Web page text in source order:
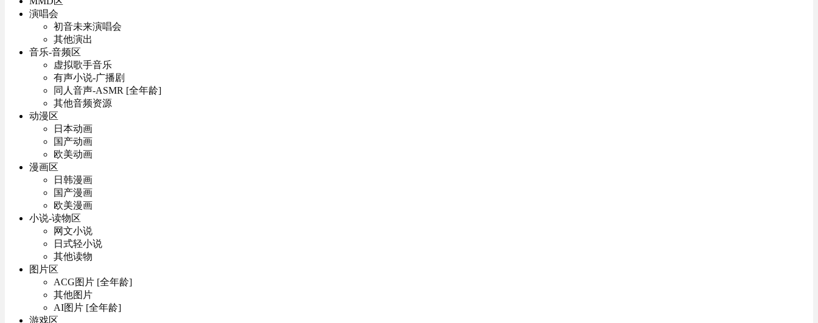
演唱会
初音未来演唱会
其他演出
音乐-音频区
虚拟歌手音乐
有声小说-广播剧
同人音声-ASMR [全年龄]
其他音频资源
动漫区
日本动画
国产动画
欧美动画
漫画区
日韩漫画
国产漫画
欧美漫画
小说-读物区
网文小说
日式轻小说
其他读物
图片区
ACG图片 [全年龄]
其他图片
AI图片 [全年龄]
游戏区